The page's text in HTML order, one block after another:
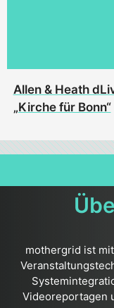
Allen & Heath
„Kirche für Bonn“
mothergrid ist
Videoreportagen